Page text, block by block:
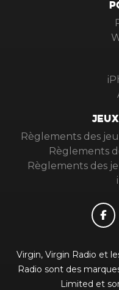
Règlements des
Règlements
Règlements des
Virgin, Virgin Radio et
Radio sont des
Limited et